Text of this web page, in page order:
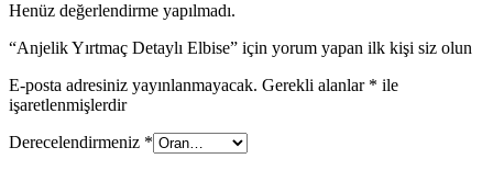
Henüz değerlendirme yapılmadı.
“Anjelik Yırtmaç Detaylı Elbise” için yorum yapan ilk kişi siz olun
E-posta adresiniz yayınlanmayacak. Gerekli alanlar * ile
işaretlenmişlerdir
Derecelendirmeniz *